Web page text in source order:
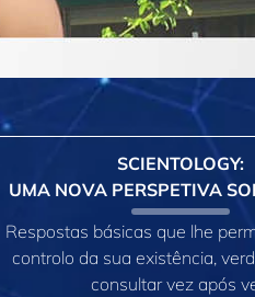
SCIENTOLOGY:
UMA NOVA PERSPETIVA
Respostas básicas que lhe
controlo da sua existência,
consultar vez após